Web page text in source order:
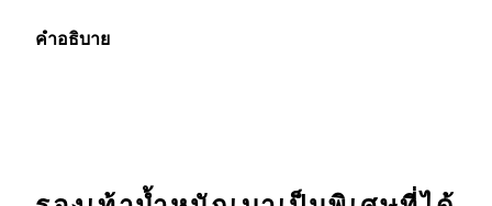
คำอธิบาย